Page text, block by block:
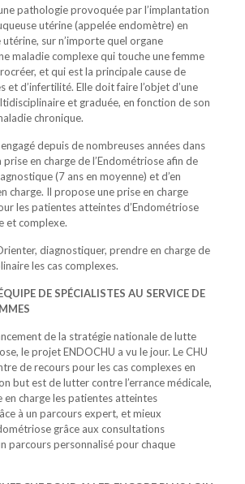
pathologie provoquée par l’implantation
utérine (appelée endomètre) en
sur n’importe quel organe
maladie complexe qui touche une femme
et qui est la principale cause de
et d’infertilité. Elle doit faire l’objet d’une
et graduée, en fonction de son
chronique.
depuis de nombreuses années dans
en charge de l’Endométriose afin de
(7 ans en moyenne) et d’en
charge. Il propose une prise en charge
les patientes atteintes d’Endométriose
et complexe.
diagnostiquer, prendre en chargede
les cas complexes.
DE SPÉCIALISTES AU SERVICE DE
de la stratégie nationale de lutte
le projet ENDOCHU a vu le jour. Le CHU
de recours pour les cas complexes en
but est delutter contre l’errance médicale,
charge les patientesatteintes
à un parcours expert, etmieux
grâce aux consultations
parcours personnalisé pour chaque